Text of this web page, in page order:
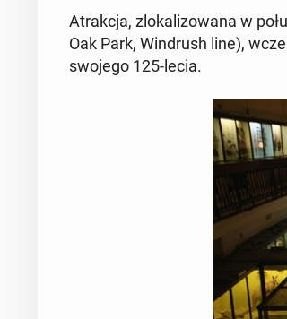
Atrak­cja, zlo­ka­li­zo­wa­na w
Oak Park, Win­drush line),
swojego 125-lecia.